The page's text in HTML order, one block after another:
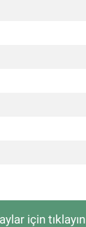
için tıklayın